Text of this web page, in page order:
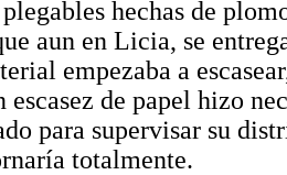
hechas de
aun en Licia, se
empezaba a
escasez de papel hizo
para supervisar su
totalmente.